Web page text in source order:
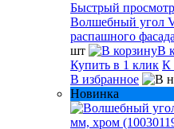
Быстрый просмотр
Волшебный угол
распашного
шт
В
Купить в 1 клик К
В избранное
Новинка